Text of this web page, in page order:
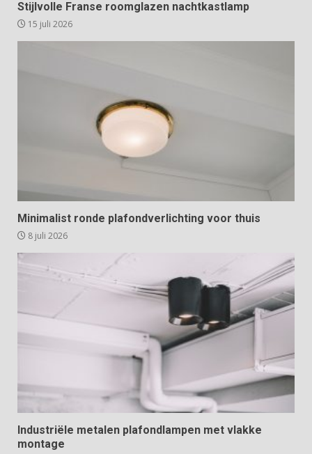
Stijlvolle Franse roomglazen nachtkastlamp
15 juli 2026
Minimalist ronde plafondverlichting voor thuis
8 juli 2026
Industriële metalen plafondlampen met vlakke
montage